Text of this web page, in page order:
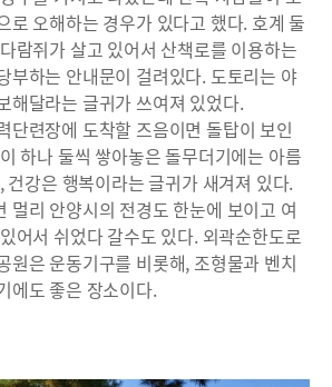
로 오해하는 경우가 있다고 했다. 호계 둘
람쥐가 살고 있어서 산책로를 이용하는
부하는 안내문이 걸려있다. 도토리는 야
해달라는 글귀가 쓰여져 있었다.
단련장에 도착할 즈음이면 돌탑이 보인
하나 둘씩 쌓아놓은 돌무더기에는 아름
건강은 행복이라는 글귀가 새겨져 있다.
멀리 안양시의 전경도 한눈에 보이고 여
어서 쉬었다 갈수도 있다. 외곽순한도로
원은 운동기구를 비롯해, 조형물과 벤치
에도 좋은 장소이다.